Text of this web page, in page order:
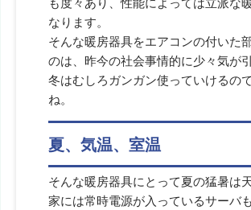
なります。
そんな暖房器具をエアコンの付いた
のは、昨今の社会事情的に少々気が引
冬はむしろガンガン使っていけるの
ね。
夏、気温、室温
そんな暖房器具にとって夏の猛暑は天
家には常時電源が入っているサーバ